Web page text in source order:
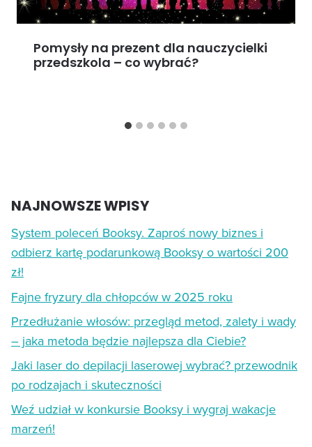
Pomysły na prezent dla nauczycielki
przedszkola – co wybrać?
NAJNOWSZE WPISY
System poleceń Booksy. Zaproś nowy biznes i
odbierz kartę podarunkową Booksy o wartości 200
zł!
Fajne fryzury dla chłopców w 2025 roku
Przedłużanie włosów: przegląd metod, zalety i wady
– jaka metoda będzie najlepsza dla Ciebie?
Jaki laser do depilacji laserowej wybrać? przewodnik
po rodzajach i skuteczności
Weź udział w konkursie Booksy i wygraj wakacje
marzeń!